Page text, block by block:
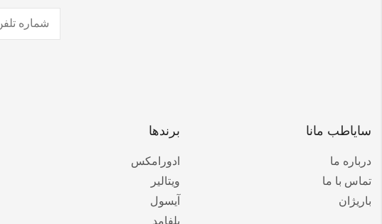
(ضروری)
سایاطب مانا
درباره ما
تماس با ما
باریژان
برندها
ادورامکس
ویتالیر
آیسول
بلفامد